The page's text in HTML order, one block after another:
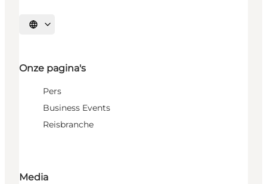
Selecteer taal
Onze pagina's
Pers
Business Events
Reisbranche
Media